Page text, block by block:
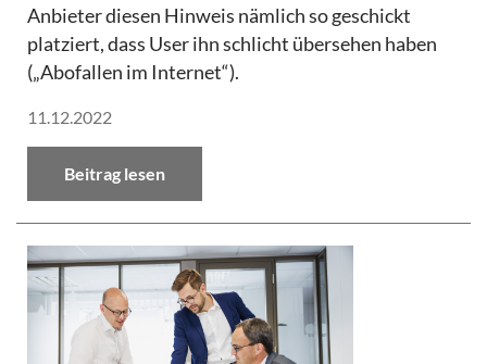
Anbieter diesen Hinweis nämlich so geschickt
platziert, dass User ihn schlicht übersehen haben
(„Abofallen im Internet“).
11.12.2022
Beitrag lesen